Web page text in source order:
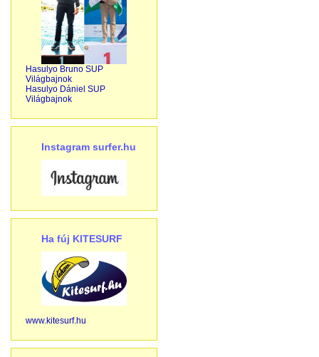
Hasulyo Bruno SUP
Világbajnok
Hasulyo Dániel SUP
Világbajnok
Instagram surfer.hu
Ha fúj KITESURF
www.kitesurf.hu